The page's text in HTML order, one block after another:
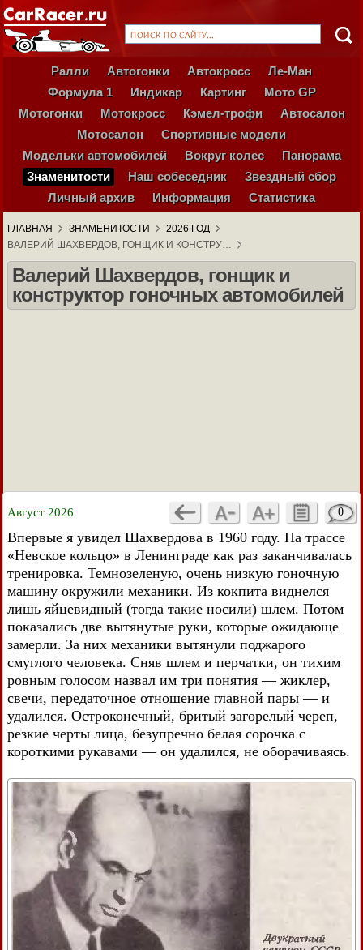
Ралли Автогонки Автокросс
Ле-Ман
Формула 1
Индикар Картинг
Мото GP
Мотогонки
Мотокросс Кэмел-трофи
Автосалон
Мотосалон
Спортивные модели
Модельки автомобилей
Вокруг колес
Панорама
Знаменитости
Наш собеседник
Звездный сбор
Личный архив
Информация Статистика
ГЛАВНАЯ ЗНАМЕНИТОСТИ
2026 ГОД
ВАЛЕРИЙ ШАХВЕРДОВ, ГОНЩИК И КОНСТРУ…
Валерий Шахвердов, гонщик и
конструктор гоночных автомобилей
Август 2026 0
Впервые я увидел Шахвердова в 1960 году. На трассе
«Невское кольцо» в Ленинграде как раз заканчивалась
тренировка. Темнозеленую, очень низкую гоночную
машину окружили механики. Из кокпита виднелся
лишь яйцевидный (тогда такие носили) шлем. Потом
показались две вытянутые руки, которые ожидающе
замерли. За них механики вытянули поджарого
смуглого человека. Сняв шлем и перчатки, он тихим
ровным голосом назвал им три понятия — жиклер,
свечи, передаточное отношение главной пары — и
удалился. Остроконечный, бритый загорелый череп,
резкие черты лица, безупречно белая сорочка с
короткими рукавами — он удалился, не оборачиваясь.